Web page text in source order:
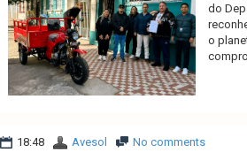
do
o
18:48 Avesol No comments